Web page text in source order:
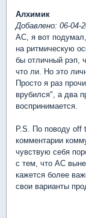
Алхимик
Добавлено: 06-04-
АС, я вот
на ритмическую
бы отличный рэп,
что ли. Но это
Просто я раз
врубился", а два
воспринимается.
P.S. По поводу off
комментарии
чувствую себя
с тем, что АС
кажется более
свои варианты